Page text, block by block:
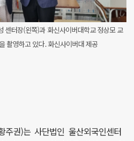
센터장(왼쪽)과 화신사이버대학교 정상모 교
촬영하고 있다. 화신사이버대 제공
주권)는 사단법인 울산외국인센터